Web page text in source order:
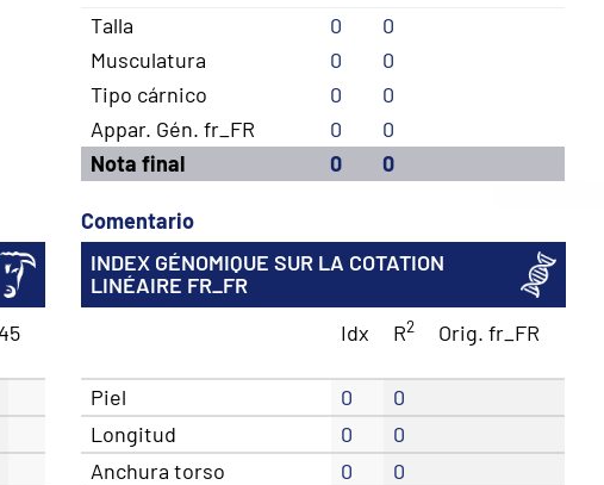
Talla 0
0
Musculatura
0
0
Tipo cárnico
0
0
Appar. Gén. fr_FR
0
0
Nota final
0 0
Comentario
INDEX GÉNOMIQUE SUR LA COTATION
LINÉAIRE FR_FR
Idx
R2 Orig. fr_FR
Piel 0
0
Longitud
0
0
Anchura torso
0
0